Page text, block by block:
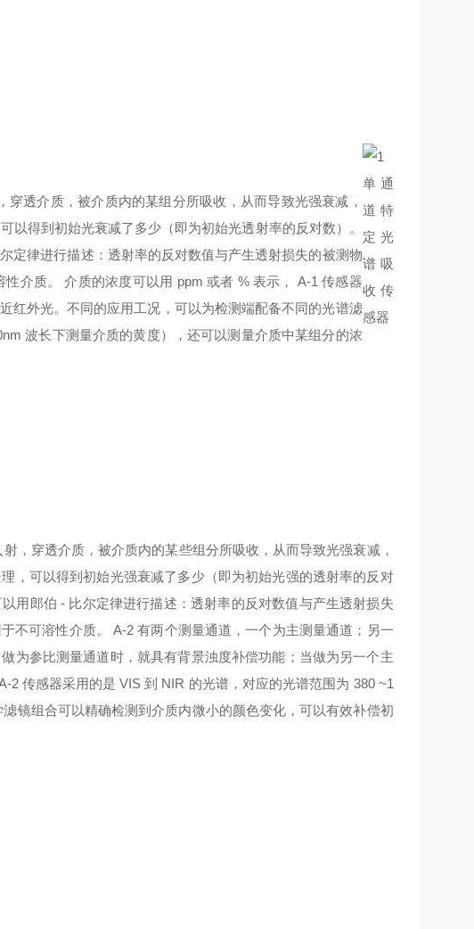
透介质，被介质内的某组分所吸收，从而导致光强衰减，
得到初始光衰减了多少（即为初始光透射率的反对数）。
定律进行描述：透射率的反对数值与产生透射损失的被测物
介质。 介质的浓度可以用 ppm 或者 % 表示， A-1 传感器
红外光。不同的应用工况，可以为检测端配备不同的光谱滤
波长下测量介质的黄度），还可以测量介质中某组分的浓
，穿透介质，被介质内的某些组分所吸收，从而导致光强衰减，
，可以得到初始光强衰减了多少（即为初始光强的透射率的反对
用郎伯 - 比尔定律进行描述：透射率的反对数值与产生透射损失
不可溶性介质。 A-2 有两个测量通道，一个为主测量通道；另一
为参比测量通道时，就具有背景浊度补偿功能；当做为另一个主
传感器采用的是 VIS 到 NIR 的光谱，对应的光谱范围为 380 ~1
镜组合可以精确检测到介质内微小的颜色变化，可以有效补偿初